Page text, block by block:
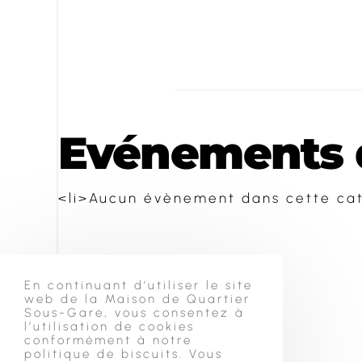
Evénements
<li>Aucun évènement dans cette
En continuant d’utiliser le site
web de la Maison de Quartier
Sous-Gare, vous consentez à
l’utilisation de cookies
conformément à notre
politique de biscuits. Vous